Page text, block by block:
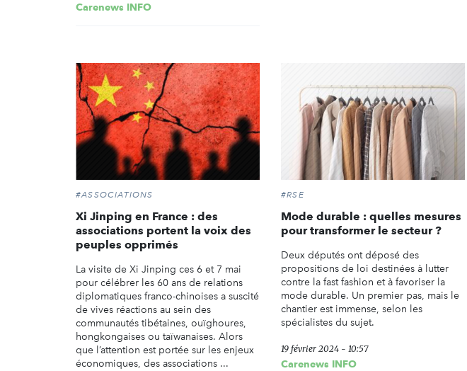
Carenews INFO
#ASSOCIATIONS
Xi Jinping en France : des
associations portent la voix des
peuples opprimés
La visite de Xi Jinping ces 6 et 7 mai
pour célébrer les 60 ans de relations
diplomatiques franco-chinoises a suscité
de vives réactions au sein des
communautés tibétaines, ouïghoures,
hongkongaises ou taïwanaises. Alors
que l’attention est portée sur les enjeux
économiques, des associations ...
#RSE
Mode durable : quelles mesures
pour transformer le secteur ?
Deux députés ont déposé des
propositions de loi destinées à lutter
contre la fast fashion et à favoriser la
mode durable. Un premier pas, mais le
chantier est immense, selon les
spécialistes du sujet.
19 février 2024 - 10:57
Carenews INFO